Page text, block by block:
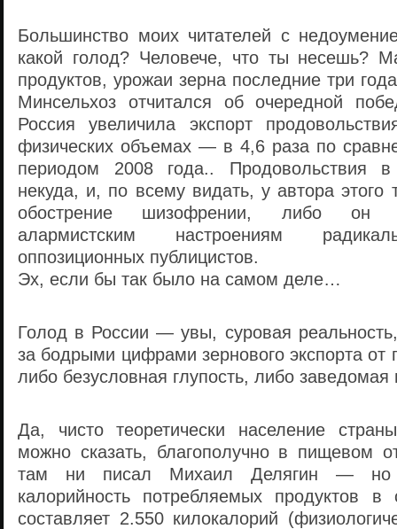
Большинство моих читателей с
какой голод? Человече, что ты несешь?
продуктов, урожаи зерна последние три
Минсельхоз отчитался об очередной
Россия увеличила экспорт
физических объемах — в 4,6 раза по
периодом 2008 года.. Продовольствия
некуда, и, по всему видать, у автора этого
обострение шизофрении, либо он
алармистским настроениям
оппозиционных публицистов.
Эх, если бы так было на самом деле…
Голод в России — увы, суровая
за бодрыми цифрами зернового экспорта
либо безусловная глупость, либо заведомая
Да, чисто теоретически население
можно сказать, благополучно в пищевом
там ни писал Михаил Делягин — но
калорийность потребляемых продуктов
составляет 2.550 килокалорий